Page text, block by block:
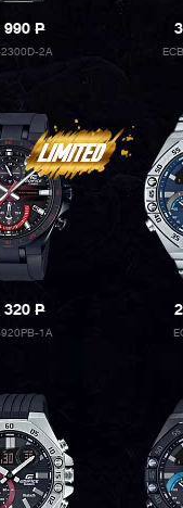
990P
2300D-2A
320P
920PB-1A